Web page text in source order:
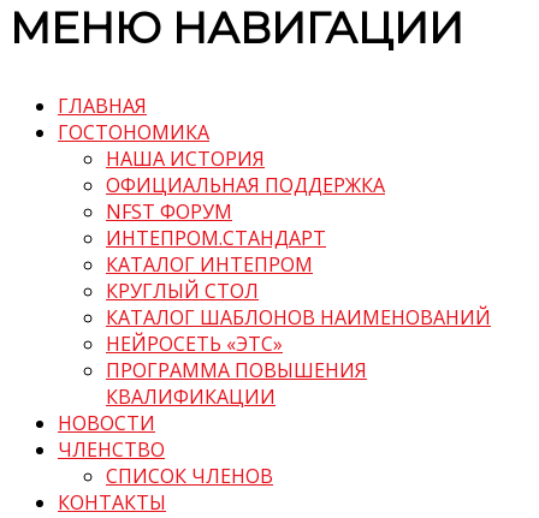
МЕНЮ НАВИГАЦИИ
ГЛАВНАЯ
ГОСТОНОМИКА
НАША ИСТОРИЯ
ОФИЦИАЛЬНАЯ ПОДДЕРЖКА
NFST ФОРУМ
ИНТЕПРОМ.СТАНДАРТ
КАТАЛОГ ИНТЕПРОМ
КРУГЛЫЙ СТОЛ
КАТАЛОГ ШАБЛОНОВ НАИМЕНОВАНИЙ
НЕЙРОСЕТЬ «ЭТС»
ПРОГРАММА ПОВЫШЕНИЯ
КВАЛИФИКАЦИИ
НОВОСТИ
ЧЛЕНСТВО
СПИСОК ЧЛЕНОВ
КОНТАКТЫ